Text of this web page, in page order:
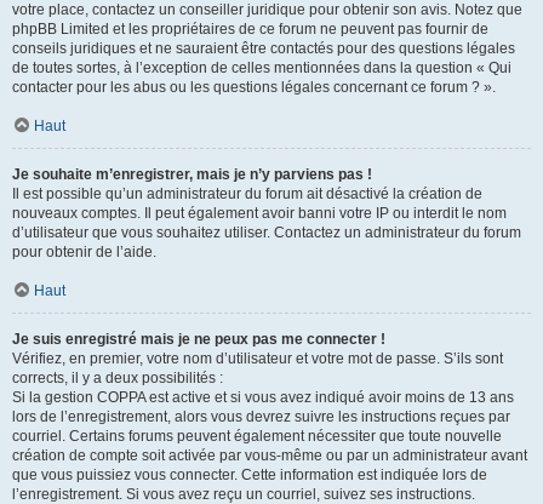
votre place, contactez un conseiller juridique pour obtenir son avis. Notez que
phpBB Limited et les propriétaires de ce forum ne peuvent pas fournir de
conseils juridiques et ne sauraient être contactés pour des questions légales
de toutes sortes, à l’exception de celles mentionnées dans la question « Qui
contacter pour les abus ou les questions légales concernant ce forum ? ».
Haut
Je souhaite m’enregistrer, mais je n’y parviens pas !
Il est possible qu’un administrateur du forum ait désactivé la création de
nouveaux comptes. Il peut également avoir banni votre IP ou interdit le nom
d’utilisateur que vous souhaitez utiliser. Contactez un administrateur du forum
pour obtenir de l’aide.
Haut
Je suis enregistré mais je ne peux pas me connecter !
Vérifiez, en premier, votre nom d’utilisateur et votre mot de passe. S’ils sont
corrects, il y a deux possibilités :
Si la gestion COPPA est active et si vous avez indiqué avoir moins de 13 ans
lors de l’enregistrement, alors vous devrez suivre les instructions reçues par
courriel. Certains forums peuvent également nécessiter que toute nouvelle
création de compte soit activée par vous-même ou par un administrateur avant
que vous puissiez vous connecter. Cette information est indiquée lors de
l’enregistrement. Si vous avez reçu un courriel, suivez ses instructions.